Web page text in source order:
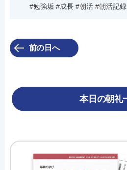
#勉強垢 #成長 #朝活 #朝活記
前の日へ
本日の朝礼